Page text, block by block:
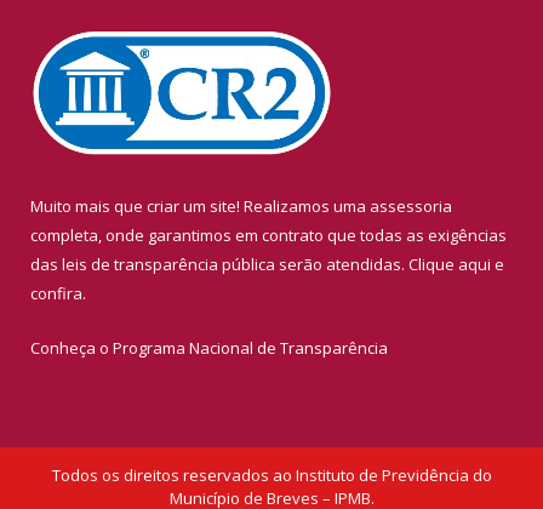
Muito mais que criar um site! Realizamos uma assessoria
completa, onde garantimos em contrato que todas as exigências
das leis de transparência pública serão atendidas. Clique aqui e
confira.
Conheça o Programa Nacional de Transparência
Todos os direitos reservados ao Instituto de Previdência do
Município de Breves – IPMB.